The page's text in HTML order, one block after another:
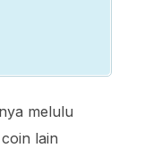
melulu
lain